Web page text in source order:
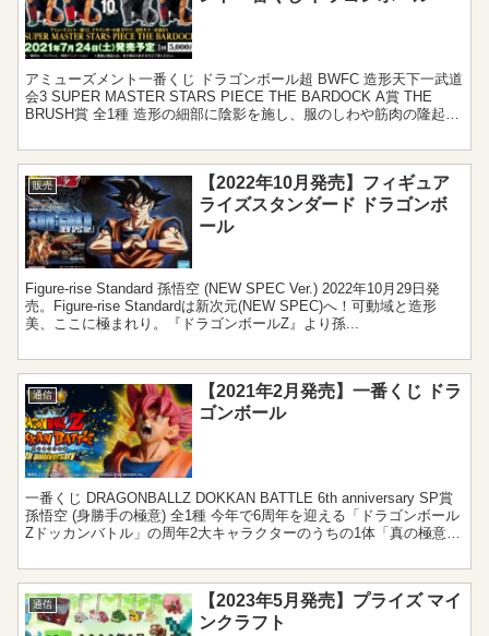
アミューズメント一番くじ ドラゴンボール超 BWFC 造形天下一武道
会3 SUPER MASTER STARS PIECE THE BARDOCK A賞 THE
BRUSH賞 全1種 造形の細部に陰影を施し、服のしわや筋肉の隆起を
販売
【2022年10月発売】フィギュア
ライズスタンダード ドラゴンボ
ール
Figure-rise Standard 孫悟空 (NEW SPEC Ver.) 2022年10月29日発
売。Figure-rise Standardは新次元(NEW SPEC)へ！可動域と造形
美、ここに極まれり。『ドラゴンボールZ』より孫...
通信
【2021年2月発売】一番くじ ドラ
ゴンボール
一番くじ DRAGONBALLZ DOKKAN BATTLE 6th anniversary SP賞
孫悟空 (身勝手の極意) 全1種 今年で6周年を迎える「ドラゴンボール
Zドッカンバトル」の周年2大キャラクターのうちの1体「真の極意」
通信
【2023年5月発売】プライズ マイ
ンクラフト